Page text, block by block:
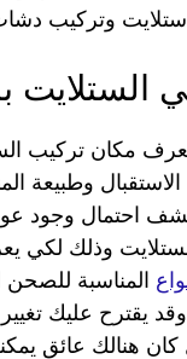
ستلايت وتركيب
الستلايت
مكان تركيب
وطبيعة
احتمال وجود
وذلك لكي
المناسبة للصحن
يقترح عليك
هنالك عائق